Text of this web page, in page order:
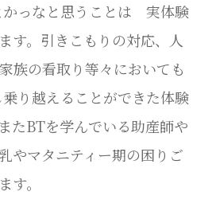
かっなと思うことは 実体験
す。引きこもりの対応、人
族の看取り等々においても
り越えることができた体験
たBTを学んでいる助産師や
やマタニティー期の困りご
す。